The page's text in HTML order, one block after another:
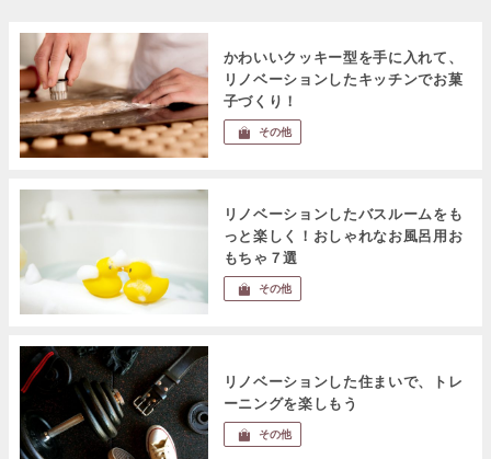
かわいいクッキー型を手に入れて、
リノベーションしたキッチンでお菓
子づくり！
その他
リノベーションしたバスルームをも
っと楽しく！おしゃれなお風呂用お
もちゃ７選
その他
リノベーションした住まいで、トレ
ーニングを楽しもう
その他